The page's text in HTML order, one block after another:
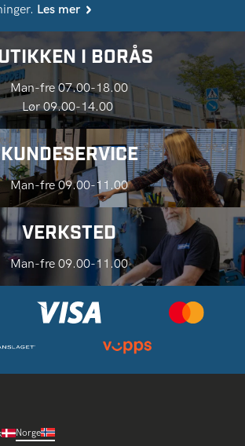
Les mer
I BORÅS
Man-fre 07.00-18.00
Lør 09.00-14.00
KUNDESERVICE
Man-fre 09.00-11.00
VERKSTED
Man-fre 09.00-11.00
Norge